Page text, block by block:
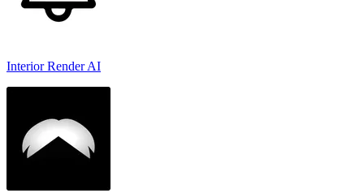
Interior Render AI